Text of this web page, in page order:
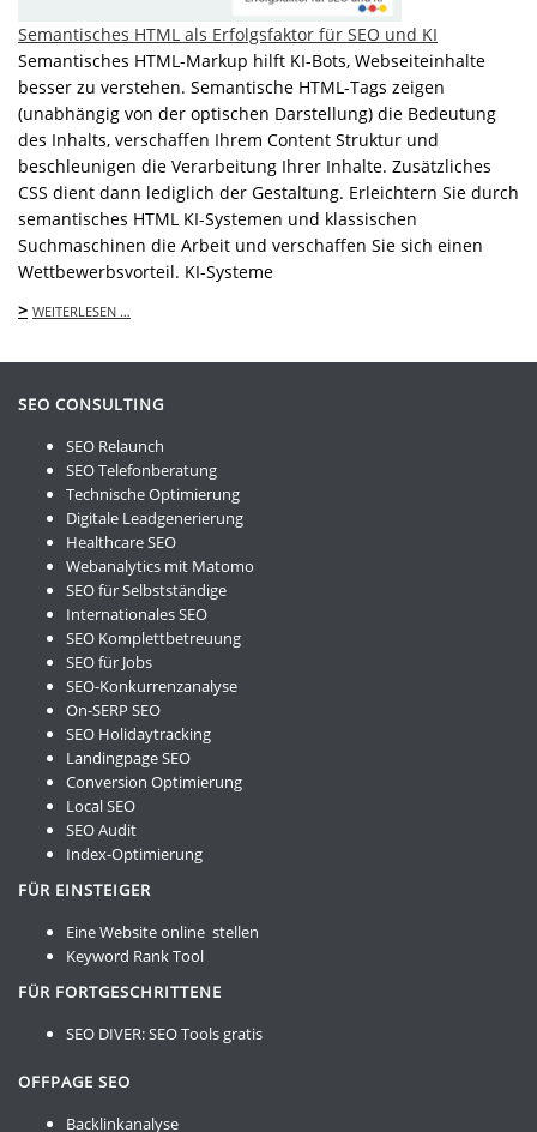
Semantisches HTML als Erfolgsfaktor für SEO und KI
Semantisches HTML-Markup hilft KI-Bots, Webseiteinhalte
besser zu verstehen. Semantische HTML-Tags zeigen
(unabhängig von der optischen Darstellung) die Bedeutung
des Inhalts, verschaffen Ihrem Content Struktur und
beschleunigen die Verarbeitung Ihrer Inhalte. Zusätzliches
CSS dient dann lediglich der Gestaltung. Erleichtern Sie durch
semantisches HTML KI-Systemen und klassischen
Suchmaschinen die Arbeit und verschaffen Sie sich einen
Wettbewerbsvorteil. KI-Systeme
> WEITERLESEN …
SEO CONSULTING
SEO Relaunch
SEO Telefonberatung
Technische Optimierung
Digitale Leadgenerierung
Healthcare SEO
Webanalytics mit Matomo
SEO für Selbstständige
Internationales SEO
SEO Komplettbetreuung
SEO für Jobs
SEO-Konkurrenzanalyse
On-SERP SEO
SEO Holidaytracking
Landingpage SEO
Conversion Optimierung
Local SEO
SEO Audit
Index-Optimierung
FÜR EINSTEIGER
Eine Website online stellen
Keyword Rank Tool
FÜR FORTGESCHRITTENE
SEO DIVER:SEO Tools gratis
OFFPAGE SEO
Backlinkanalyse